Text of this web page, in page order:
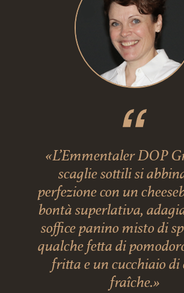
«L’Emmentaler DOP
scaglie sottili si
perfezione con un
bontà superlativa,
soffice panino misto di
qualche fetta di
fritta e un cucchiaio di
fraîche.»